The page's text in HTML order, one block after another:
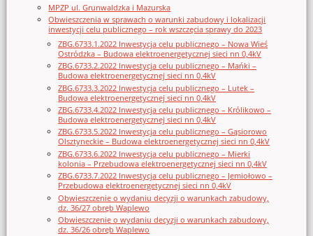
MPZP ul. Grunwaldzka i Mazurska
Obwieszczenia w sprawach o warunki zabudowy i lokalizacji
inwestycji celu publicznego – rok wszczęcia sprawy do 2023
ZBG.6733.1.2022 Inwestycja celu publicznego – Nowa Wieś
Ostródzka – Budowa elektroenergetycznej sieci nn 0,4kV
ZBG.6733.2.2022 Inwestycja celu publicznego – Mańki –
Budowa elektroenergetycznej sieci nn 0,4kV
ZBG.6733.3.2022 Inwestycja celu publicznego – Lutek –
Budowa elektroenergetycznej sieci nn 0,4kV
ZBG.6733.4.2022 Inwestycja celu publicznego – Królikowo –
Budowa elektroenergetycznej sieci nn 0,4kV
ZBG.6733.5.2022 Inwestycja celu publicznego – Gąsiorowo
Olsztyneckie – Budowa elektroenergetycznej sieci nn 0,4kV
ZBG.6733.6.2022 Inwestycja celu publicznego – Mierki
kolonia – Przebudowa elektroenergetycznej sieci nn 0,4kV
ZBG.6733.7.2022 Inwestycja celu publicznego – Jemiołowo –
Przebudowa elektroenergetycznej sieci nn 0,4kV
Obwieszczenie o wydaniu decyzji o warunkach zabudowy,
dz. 36/27 obręb Waplewo
Obwieszczenie o wydaniu decyzji o warunkach zabudowy,
dz. 36/26 obręb Waplewo